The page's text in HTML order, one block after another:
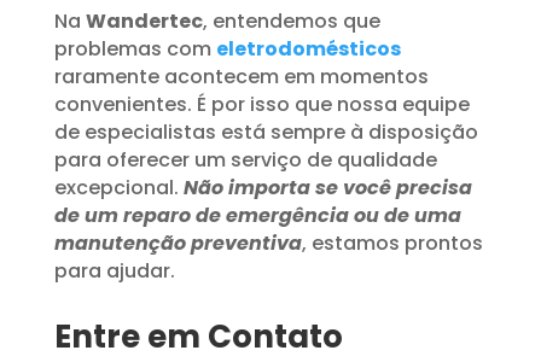
Na Wandertec, entendemos que
problemas com eletrodomésticos
raramente acontecem em momentos
convenientes. É por isso que nossa equipe
de especialistas está sempre à disposição
para oferecer um serviço de qualidade
excepcional. Não importa se você precisa
de um reparo de emergência ou de uma
manutenção preventiva, estamos prontos
para ajudar.
Entre em Contato